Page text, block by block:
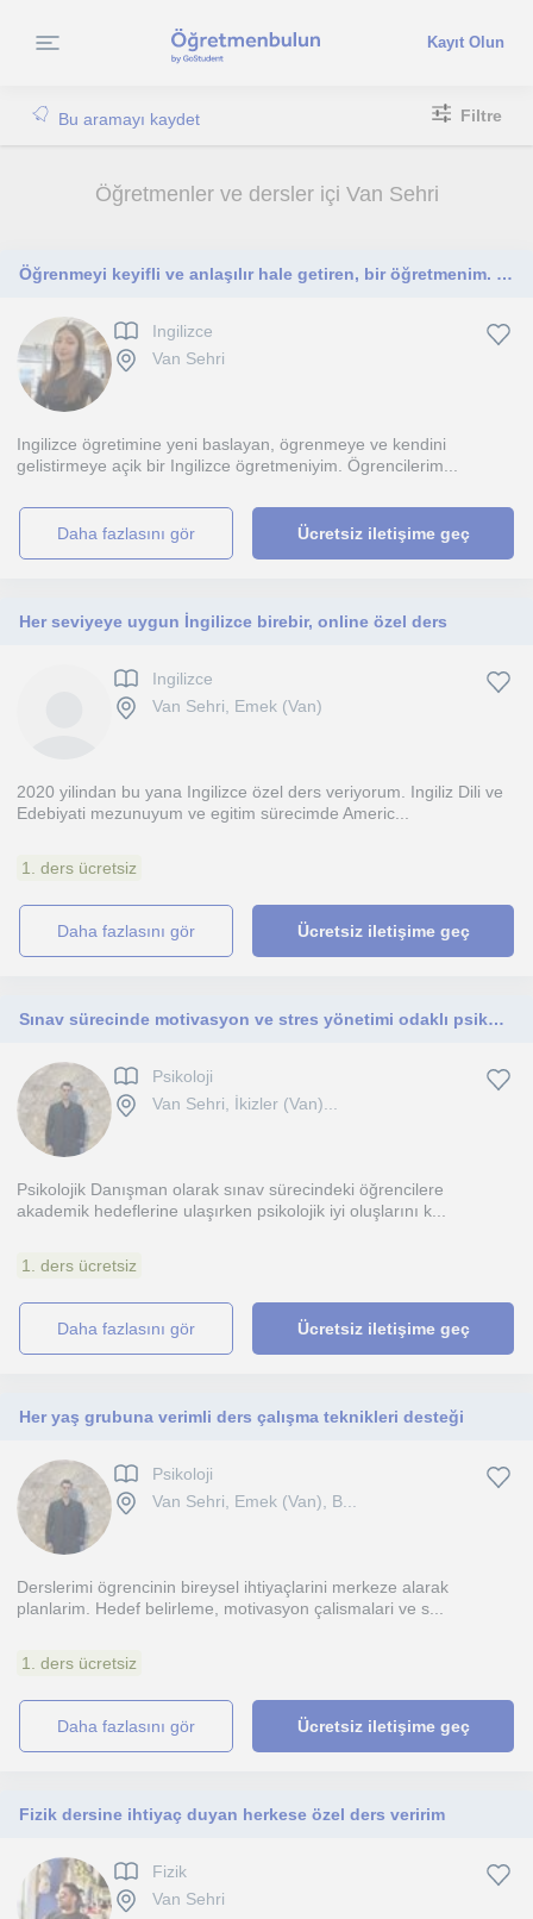
Kayıt Olun
Bu aramayı kaydet Filtre
Öğretmenler ve dersler içi Van Sehri
Öğrenmeyi keyifli ve anlaşılır hale getiren, bir öğretmenim. İlkokul, ortaokul, lise öğrencilerine yönelik dersler veriyorum
Ingilizce
Van Sehri
Ingilizce ögretimine yeni baslayan, ögrenmeye ve kendini
gelistirmeye açik bir Ingilizce ögretmeniyim. Ögrencilerim...
daha fazlasını gör Ücretsiz iletişime geç
Her seviyeye uygun İngilizce birebir, online özel ders
Ingilizce
Van Sehri, Emek (Van)
2020 yilindan bu yana Ingilizce özel ders veriyorum. Ingiliz Dili ve
Edebiyati mezunuyum ve egitim sürecimde Americ...
1. ders ücretsiz
daha fazlasını gör Ücretsiz iletişime geç
Sınav sürecinde motivasyon ve stres yönetimi odaklı psikolojik destek.
Psikoloji
Van Sehri, İkizler (Van)...
Psikolojik Danışman olarak sınav sürecindeki öğrencilere
akademik hedeflerine ulaşırken psikolojik iyi oluşlarını k...
1. ders ücretsiz
daha fazlasını gör Ücretsiz iletişime geç
Her yaş grubuna verimli ders çalışma teknikleri desteği
Psikoloji
Van Sehri, Emek (Van), B...
Derslerimi ögrencinin bireysel ihtiyaçlarini merkeze alarak
planlarim. Hedef belirleme, motivasyon çalismalari ve s...
1. ders ücretsiz
daha fazlasını gör Ücretsiz iletişime geç
Fizik dersine ihtiyaç duyan herkese özel ders veririm
Fizik
Van Sehri